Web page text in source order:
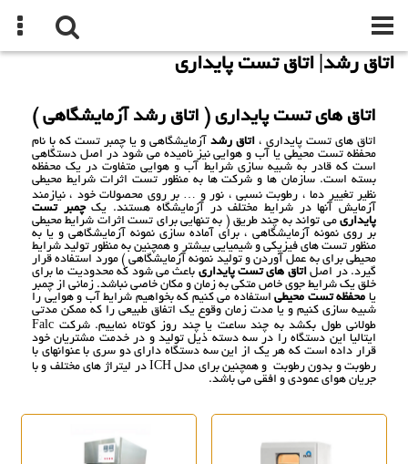
اتاق رشد| اتاق تست پایداری
اتاق های تست پایداری ( اتاق رشد آزمایشگاهی )
اتاق های تست پایداری ، اتاق رشد آزمایشگاهی و یا چمبر تست که با نام
محفظه تست محیطی یا آب و هوایی نیز نامیده می شود در اصل دستگاهی
است که قادر به شبیه سازی شرایط آب و هوایی متفاوت در یک محفظه
بسته است. سازمان ها و شرکت ها به منظور تست اثرات شرایط محیطی
نظیر تغییر دما ، رطوبت نسبی ، نور و … بر روی محصولات خود ، نیازمند
آزمایش آنها در شرایط مختلف در آزمایشگاه هستند. یکچمبر تست
پایداری می تواند به چند طریق ( به تنهایی برای تست اثرات شرایط محیطی
بر روی نمونه آزمایشگاهی ، برای آماده سازی نمونه آزمایشگاهی و یا به
منظور تست های فیزیکی و شیمیایی بیشتر و همچنین به منظور تولید شرایط
محیطی برای به عمل آوردن و تولید نمونه آزمایشگاهی ) مورد استفاده قرار
گیرد. در اصلاتاق های تست پایداری باعث می شود که محدودیت ما برای
خلق یک شرایط جوی خاص متکی به زمان و مکان خاصی نباشد. زمانی از چمبر
یا محفظه تست محیطی استفاده می کنیم که بخواهیم شرایط آب و هوایی را
شبیه سازی کنیم و یا مدت زمان وقوع یک اتفاق طبیعی را که ممکن مدتی
طولانی طول بکشد به چند ساعت یا چند روز کوتاه نماییم. شرکت Falc
ایتالیا این دستگاه را در سه دسته ذيل تولید و در خدمت مشتریان خود
قرار داده است که هر یک از این سه دستگاه دارای دو سری با عنوانهای با
رطوبت و بدون رطوبت و همچنین برای مدل ICH در لیتراژ های مختلف و با
جریان هوای عمودی و افقی می باشد.